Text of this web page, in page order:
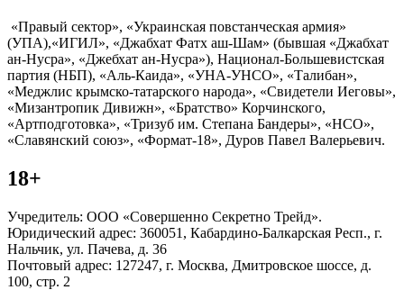
«Правый сектор», «Украинская повстанческая армия»
(УПА),«ИГИЛ», «Джабхат Фатх аш-Шам» (бывшая «Джабхат
ан-Нусра», «Джебхат ан-Нусра»), Национал-Большевистская
партия (НБП), «Аль-Каида», «УНА-УНСО», «Талибан»,
«Меджлис крымско-татарского народа», «Свидетели Иеговы»,
«Мизантропик Дивижн», «Братство» Корчинского,
«Артподготовка», «Тризуб им. Степана Бандеры», «НСО»,
«Славянский союз», «Формат-18», Дуров Павел Валерьевич.
18+
Учредитель: ООО «Совершенно Секретно Трейд».
Юридический адрес: 360051, Кабардино-Балкарская Респ., г.
Нальчик, ул. Пачева, д. 36
Почтовый адрес: 127247, г. Москва, Дмитровское шоссе, д.
100, стр. 2